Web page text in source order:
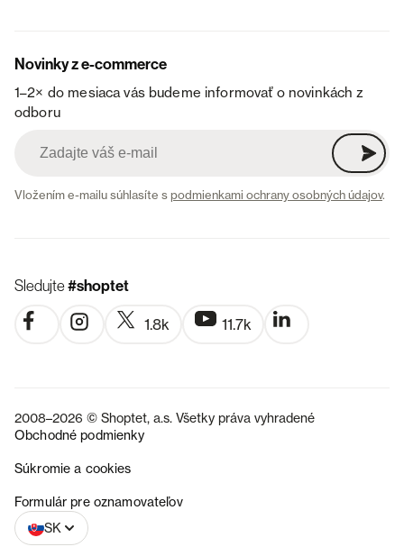
Novinky z e-commerce
1–2× do mesiaca vás budeme informovať o novinkách z
odboru
Vložením e-mailu súhlasíte spodmienkami ochrany osobných údajov.
Sledujte#shoptet
1.8k 11.7k
2008–2026 © Shoptet, a.s. Všetky práva vyhradené
Obchodné podmienky
Súkromie a cookies
Formulár pre oznamovateľov
SK